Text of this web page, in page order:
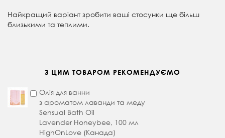
Найкращий варіант зробити ваші стосунки ще більш
близькими та теплими.
З ЦИМ ТОВАРОМ РЕКОМЕНДУЄМО
Олія для ванни
з ароматом лаванди та меду
Sensual Bath Oil
Lavender Honeybee, 100 мл
HighOnLove (Канада)